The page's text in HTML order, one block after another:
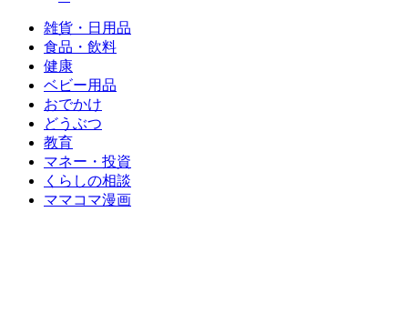
雑貨・日用品
食品・飲料
健康
ベビー用品
おでかけ
どうぶつ
教育
マネー・投資
くらしの相談
ママコマ漫画